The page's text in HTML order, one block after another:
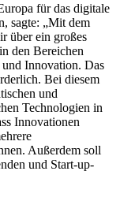
für das digitale
sagte: „Mit dem
über ein großes
den Bereichen
Innovation. Das
Bei diesem
und
Technologien in
Innovationen
Außerdem soll
und Start-up-